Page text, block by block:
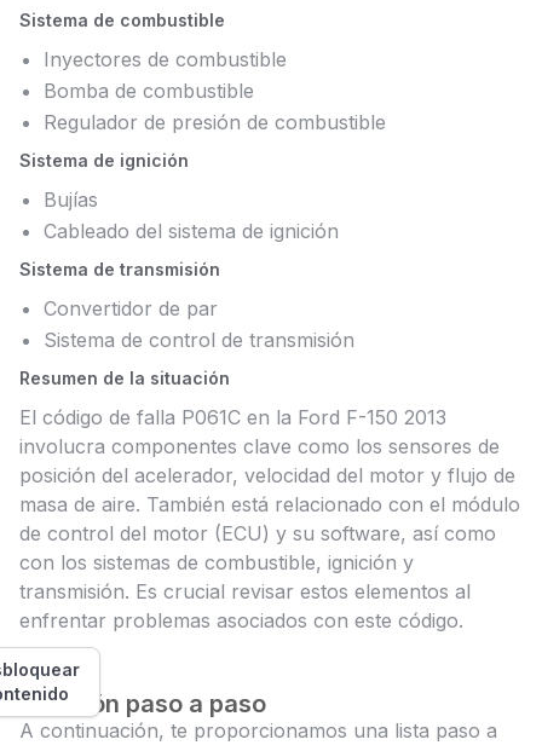
Sistema de combustible
Inyectores de combustible
Bomba de combustible
Regulador de presión de combustible
Sistema de ignición
Bujías
Cableado del sistema de ignición
Sistema de transmisión
Convertidor de par
Sistema de control de transmisión
Resumen de la situación
El código de falla P061C en la Ford F-150 2013
involucra componentes clave como los sensores de
posición del acelerador, velocidad del motor y flujo de
masa de aire. También está relacionado con el módulo
de control del motor (ECU) y su software, así como
con los sistemas de combustible, ignición y
transmisión. Es crucial revisar estos elementos al
enfrentar problemas asociados con este código.
Solución paso a paso
A continuación, te proporcionamos una lista paso a